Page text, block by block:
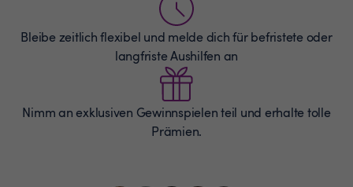
Bleibe zeitlich flexibel und melde dich für befristete oder
langfriste Aushilfen an
Nimm an exklusiven Gewinnspielen teil und erhalte tolle
Prämien.